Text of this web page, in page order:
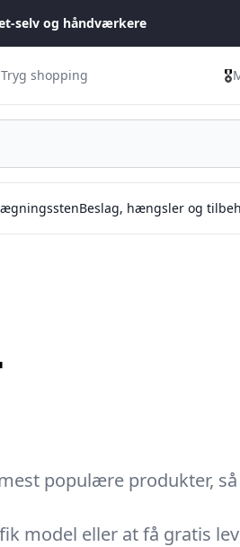
selv og håndværkere
Tryg shopping 🎖️
Beslag, hængsler og
populære produkter,
model eller at få gratis